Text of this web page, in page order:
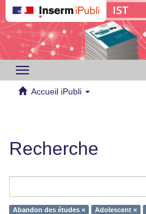
Toggle
navigation
Accueil iPubli
Recherche
Abandon des études × Adolescent ×